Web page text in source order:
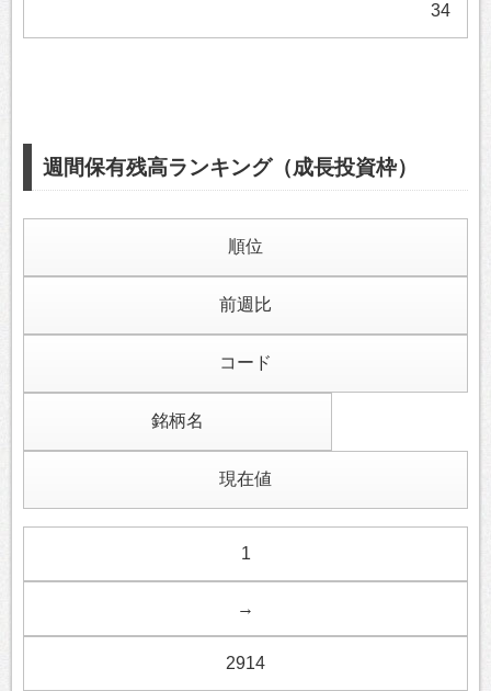
34
週間保有残高ランキング（成長投資枠）
順位
前週比
コード
銘柄名
現在値
1
→
2914